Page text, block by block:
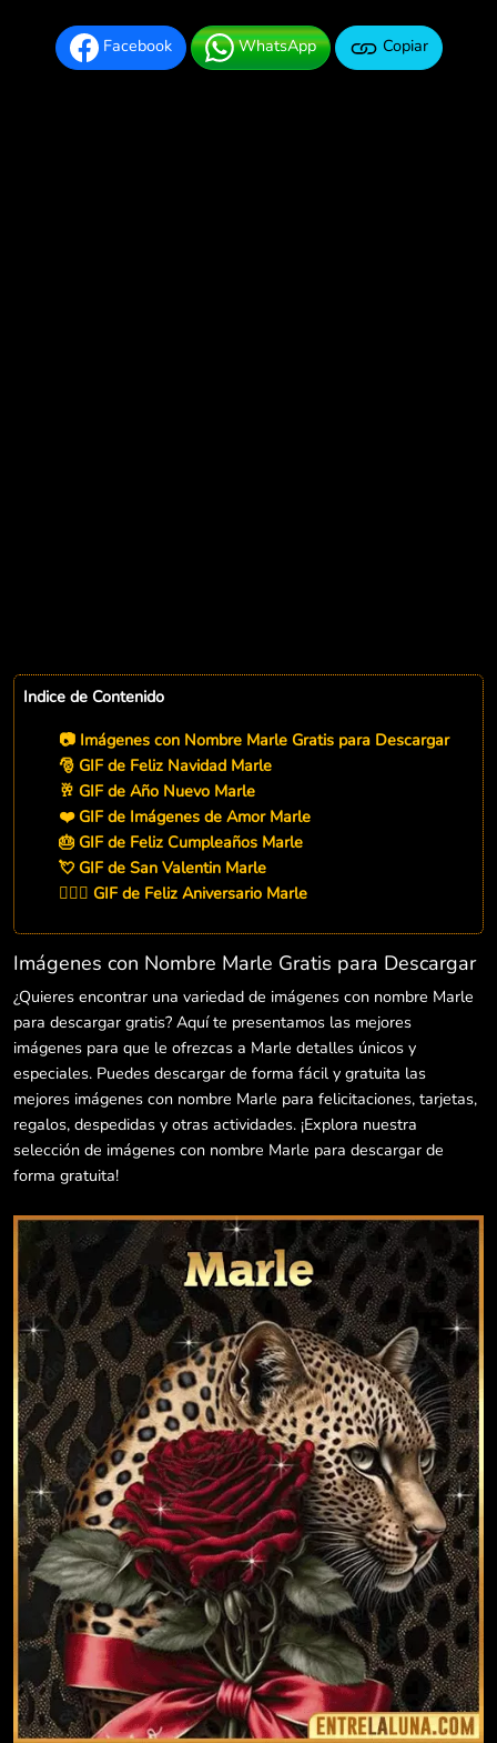
Facebook WhatsApp Copiar
Indice de Contenido
📷 Imágenes con Nombre Marle Gratis para Descargar
🎅 GIF de Feliz Navidad Marle
🥂 GIF de Año Nuevo Marle
❤️ GIF de Imágenes de Amor Marle
🎂 GIF de Feliz Cumpleaños Marle
💘 GIF de San Valentin Marle
👨‍❤️‍👨 GIF de Feliz Aniversario Marle
Imágenes con Nombre Marle Gratis para Descargar
¿Quieres encontrar una variedad de imágenes con nombre Marle
para descargar gratis? Aquí te presentamos las mejores
imágenes para que le ofrezcas a Marle detalles únicos y
especiales. Puedes descargar de forma fácil y gratuita las
mejores imágenes con nombre Marle para felicitaciones, tarjetas,
regalos, despedidas y otras actividades. ¡Explora nuestra
selección de imágenes con nombre Marle para descargar de
forma gratuita!